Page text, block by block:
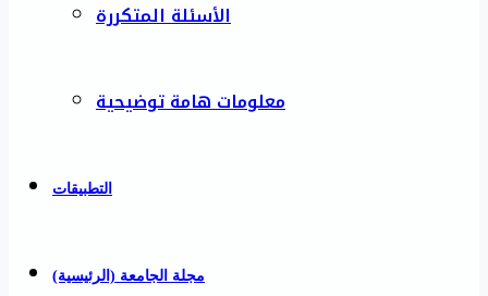
الأسئلة المتكررة
معلومات هامة توضيحية
التطبيقات
مجلة الجامعة (الرئيسية)